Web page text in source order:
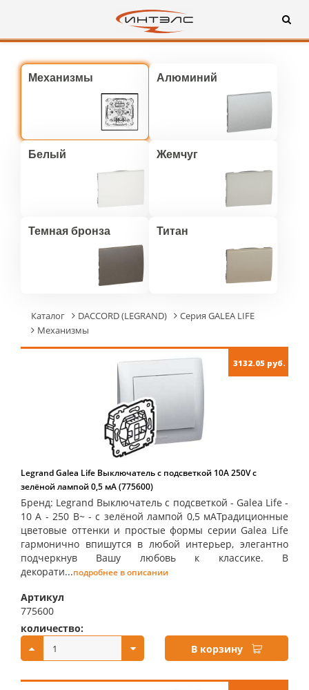
Механизмы Алюминий
Белый Жемчуг
Темная бронза Титан
Каталог DACCORD (LEGRAND)
Серия GALEA LIFE
Механизмы
3132.05 руб.
Legrand Galea Life Выключатель с подсветкой 10А 250V с
зелёной лампой 0,5 мA (775600)
Бренд: Legrand Выключатель с подсветкой - Galea Life -
10 A - 250 В~ - с зелёной лампой 0,5 мAТрадиционные
цветовые оттенки и простые формы серии Galea Life
гармонично впишутся в любой интерьер, элегантно
подчеркнув Вашу любовь к классике. В
декорати...подробнее в описании
Артикул
775600
количество:
В корзину